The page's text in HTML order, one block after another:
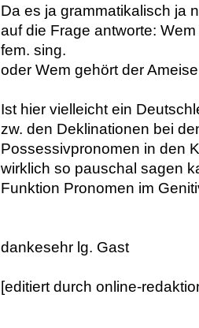
Da es ja grammatikalisch ja
auf die Frage antworte:
fem. sing.
oder Wem gehört der
Ist hier vielleicht ein
zw. den Deklinationen bei
Possessivpronomen in den
wirklich so pauschal sagen
Funktion Pronomen im
dankesehr lg. Gast
[editiert durch online-